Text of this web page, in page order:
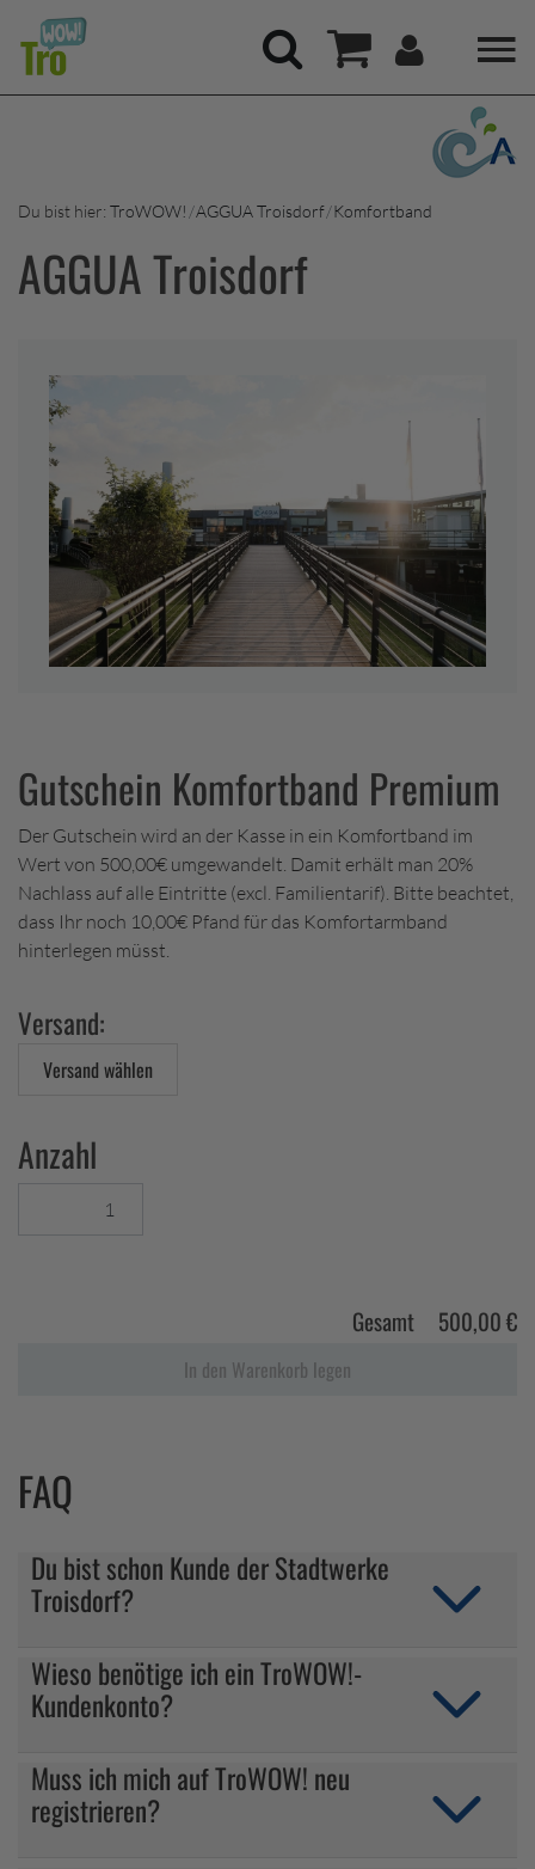
Hauptregion der Seite anspringen
SuchenWarenkorb
Mein
Du bist hier: TroWOW! AGGUA Troisdorf Komfortband
AGGUA Troisdorf
Gutschein Komfortband Premium
Der Gutschein wird an der Kasse in ein Komfortband im
Wert von 500,00€ umgewandelt. Damit erhält man 20%
Nachlass auf alle Eintritte (excl. Familientarif). Bitte beachtet,
dass Ihr noch 10,00€ Pfand für das Komfortarmband
hinterlegen müsst.
Versand:
Versand wählen
Anzahl
Gesamt 500,00 €
In den Warenkorb legen
FAQ
Du bist schon Kunde der Stadtwerke
Troisdorf?
Wieso benötige ich ein TroWOW!-
Kundenkonto?
Muss ich mich auf TroWOW! neu
registrieren?